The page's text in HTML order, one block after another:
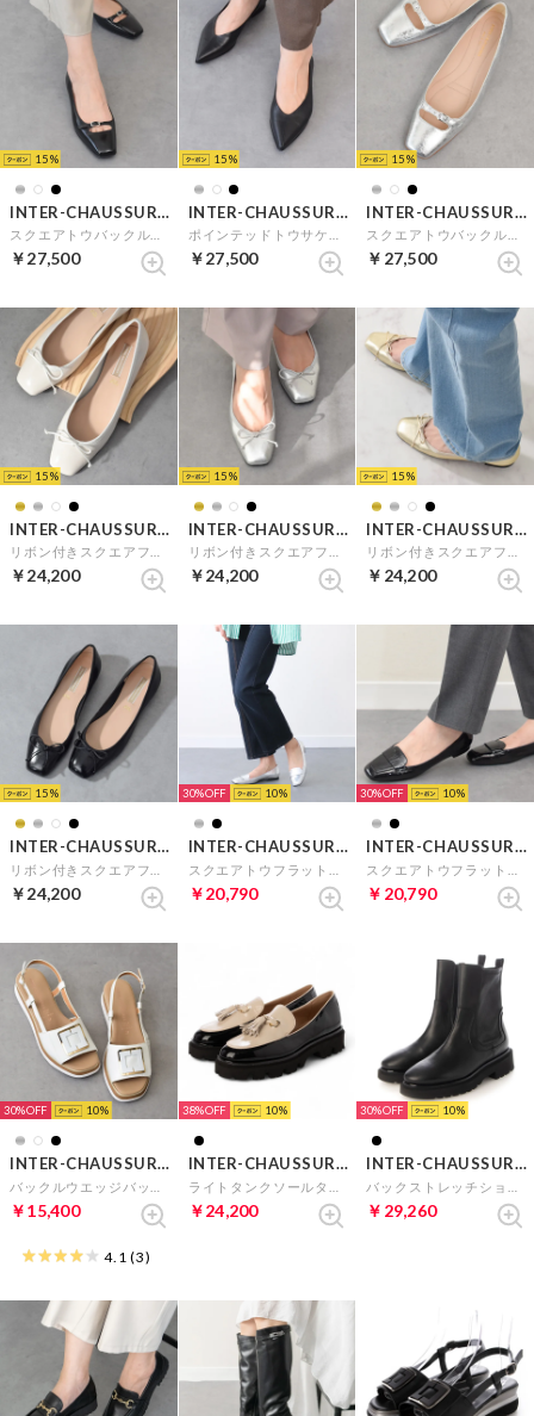
15
INTER-CHAUSSURES
￥27,500
15
INTER-CHAUSSURES
￥27,500
15
INTER-CHAUSSURES
￥27,500
15
INTER-CHAUSSURES
￥24,200
15
INTER-CHAUSSURES
￥24,200
15
INTER-CHAUSSURES
￥24,200
15
INTER-CHAUSSURES
￥24,200
30% 10
INTER-CHAUSSURES
￥20,790
30% 10
INTER-CHAUSSURES
￥20,790
30% 10
INTER-CHAUSSURES
￥15,400
4.1 (3)
38% 10
INTER-CHAUSSURES
￥24,200
30% 10
INTER-CHAUSSURES
￥29,260